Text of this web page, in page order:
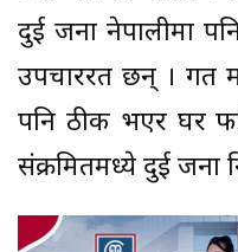
दुई जना नेपालीमा
उपचाररत छन् । गत
पनि ठीक भएर घर
संक्रमितमध्ये दुई जना